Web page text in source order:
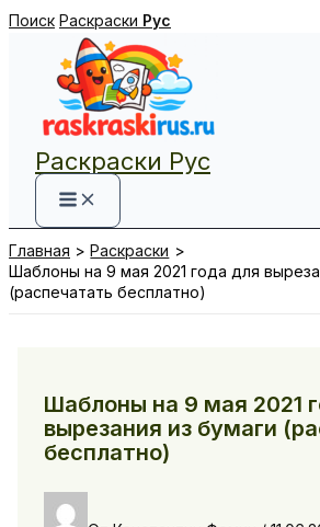
Перейти
содержимому
Поиск Раскраски Рус
Раскраски Рус
Главная
Раскраски
Шаблоны на 9 мая 2021 года для
(распечатать бесплатно)
Шаблоны на 9 мая 2021
вырезания из бумаги
бесплатно)